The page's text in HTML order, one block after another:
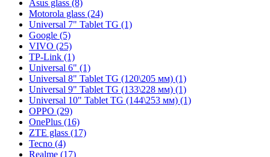
Asus glass (8)
Motorola glass (24)
Universal 7" Tablet TG (1)
Google (5)
VIVO (25)
TP-Link (1)
Universal 6" (1)
Universal 8" Tablet TG (120\205 мм) (1)
Universal 9" Tablet TG (133\228 мм) (1)
Universal 10" Tablet TG (144\253 мм) (1)
OPPO (29)
OnePlus (16)
ZTE glass (17)
Tecno (4)
Realme (17)